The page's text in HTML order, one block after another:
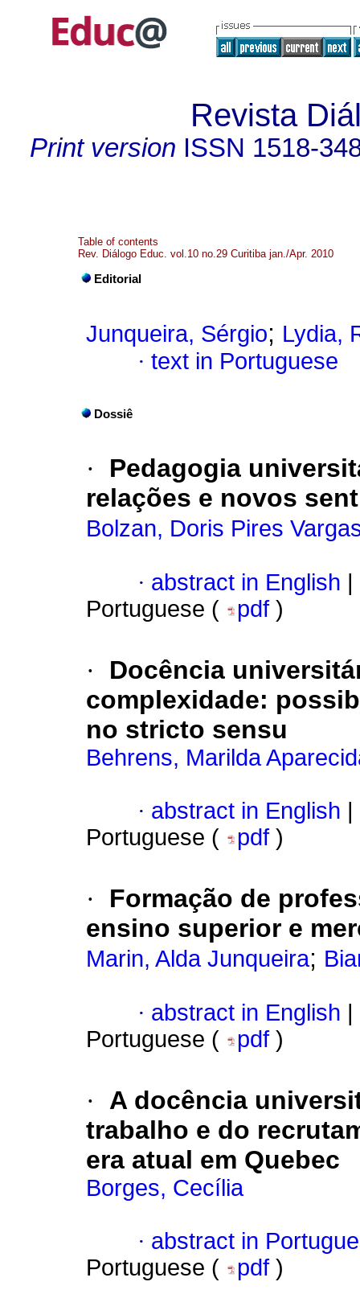
Revista
Print version ISSN 1518-
Table of contents
Rev. Diálogo Educ. vol.10 no.29 Curitiba jan./Apr. 2010
Editorial
Junqueira, Sérgio; Lydia,
· text in Portuguese
Dossiê
·
Pedagogia
relações e novos
Bolzan, Doris Pires
· abstract in English
Portuguese (
pdf )
·
Docência
complexidade:
no stricto sensu
Behrens, Marilda
· abstract in English
Portuguese (
pdf )
·
Formação de
ensino superior e
Marin, Alda Junqueira;
· abstract in English
Portuguese (
pdf )
·
A docência
trabalho e do
era atual em Quebec
Borges, Cecília
· abstract in
Portuguese (
pdf )